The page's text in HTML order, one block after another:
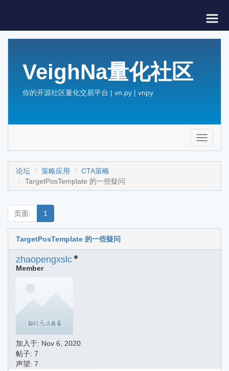
VeighNa量化社区
你的开源社区量化交易平台 | vn.py | vnpy
Toggle
论坛 策略应用
CTA策略
TargetPosTemplate 的一些疑问
页面: 1
TargetPosTemplate 的一些疑问
zhaopengxslc
Member
加入于: Nov 6, 2020
帖子: 7
声望: 7